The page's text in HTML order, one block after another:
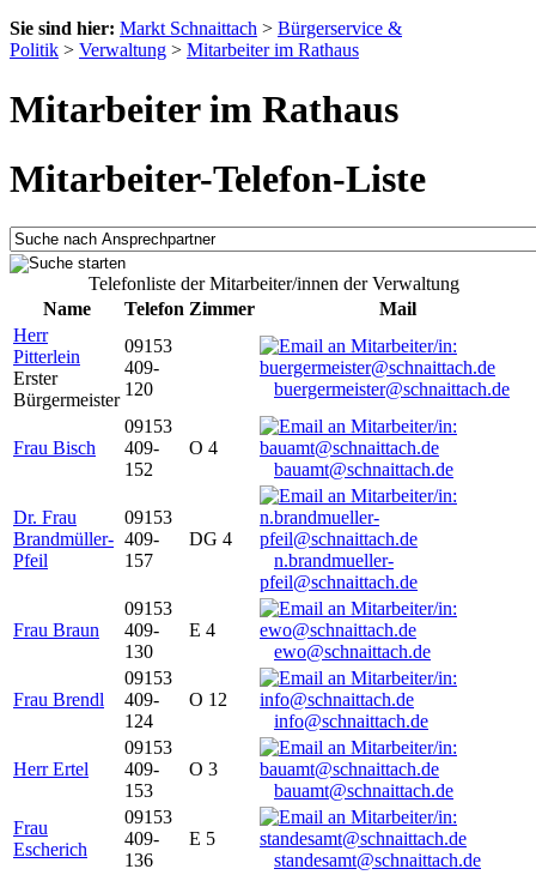
Sie sind hier: Markt Schnaittach > Bürgerservice &
Politik > Verwaltung > Mitarbeiter im Rathaus
Mitarbeiter im Rathaus
Mitarbeiter-Telefon-Liste
Telefonliste der Mitarbeiter/innen der Verwaltung
Name
Telefon Zimmer
Mail
Herr
Pitterlein
Erster
Bürgermeister
09153
409-
120
buergermeister@schnaittach.de
Frau Bisch
09153
409-
152
O 4
bauamt@schnaittach.de
Dr. Frau
Brandmüller-
Pfeil
09153
409-
157
DG 4
n.brandmueller-
pfeil@schnaittach.de
Frau Braun
09153
409-
130
E 4
ewo@schnaittach.de
Frau Brendl
09153
409-
124
O 12
info@schnaittach.de
Herr Ertel
09153
409-
153
O 3
bauamt@schnaittach.de
Frau
Escherich
09153
409-
136
E 5
standesamt@schnaittach.de